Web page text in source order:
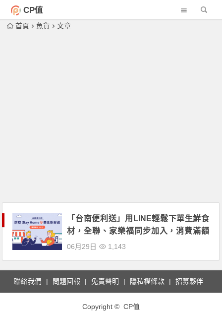
CP值
首頁 魚貨 文章
「台南便利送」用LINE輕鬆下單生鮮食
材，全聯、家樂福同步加入，消費滿額
免運費！臺南「鱻」到邸各式魚貨海鮮
06月29日 1,143
聯絡我們 問題回報 免責聲明 隱私權條款 招募夥伴
Copyright © CP值